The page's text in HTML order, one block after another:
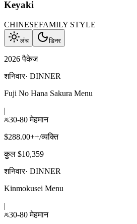
Keyaki
CHINESEFAMILY STYLE
लंच डिनर
2026 पैकेज
शनिवार· DINNER
Fuji No Hana Sakura Menu
|
30-80 मेहमान
$288.00++/व्यक्ति
कुल $10,359
शनिवार· DINNER
Kinmokusei Menu
|
30-80 मेहमान